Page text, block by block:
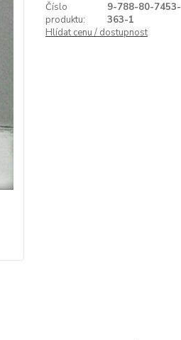
Číslo
produktu:
9-788-80-7453-
363-1
Hlídat cenu / dostupnost